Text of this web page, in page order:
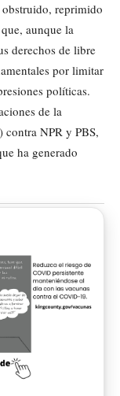
reprimido
aunque la
derechos de libre
por limitar
políticas.
de la
) contra NPR y PBS,
ha generado